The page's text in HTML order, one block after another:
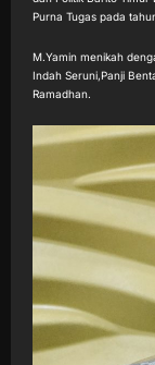
Purna Tugas pada
M.Yamin menikah
Indah Seruni,Panji
Ramadhan.